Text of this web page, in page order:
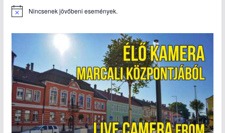
N
i
e
Nincsenek jövőbeni események.